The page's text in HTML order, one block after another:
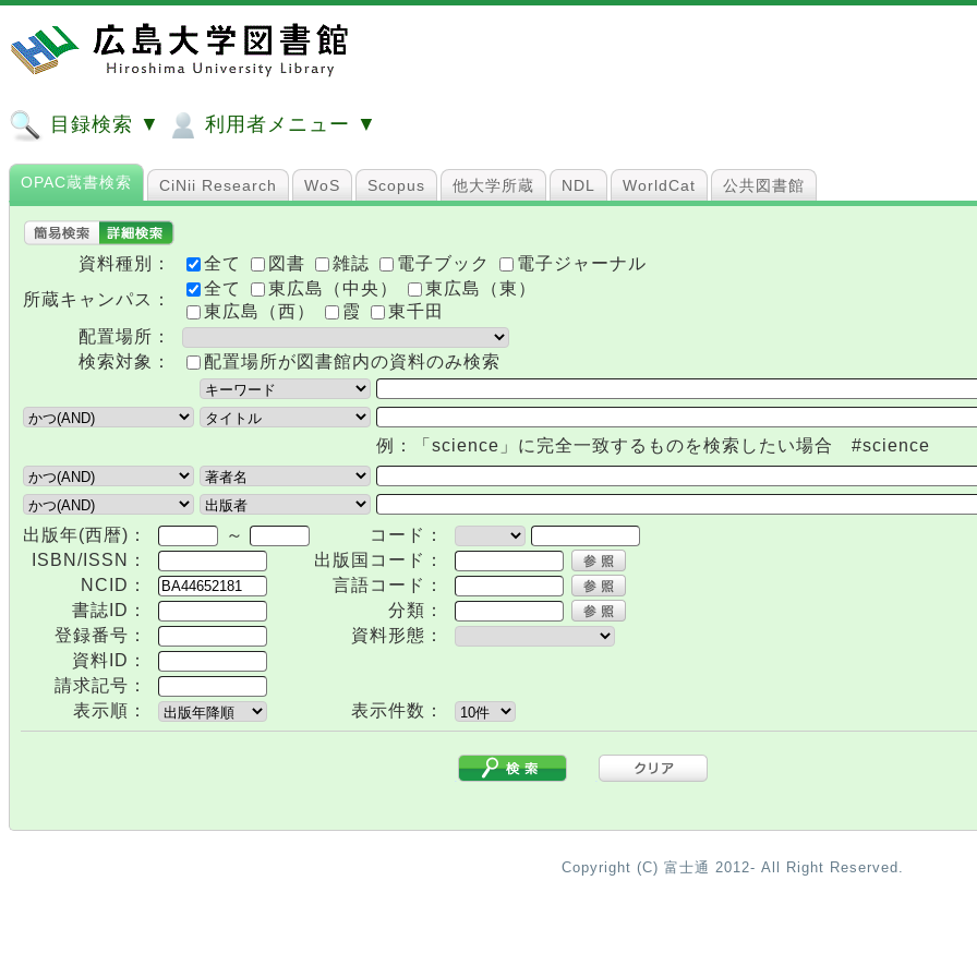
目録検索 ▼ 利用者メニュー ▼
OPAC蔵書検索 CiNii Research WoS Scopus 他大学所蔵 NDL WorldCat 公共図書館
資料種別： 全て 図書 雑誌 電子ブック
電子ジャーナル
所蔵キャンパス：
全て 東広島（中央）
東広島（東）
東広島（西）
霞
東千田
配置場所：
検索対象：
配置場所が図書館内の資料のみ検索
例：「science」に完全一致するものを検索したい場合 #science
出版年(西暦)： ～
コード：
ISBN/ISSN：
出版国コード：
NCID：
言語コード：
書誌ID：
分類：
登録番号：
資料形態：
資料ID：
請求記号：
表示順：
表示件数：
. .
Copyright (C) 富士通 2012- All Right Reserved.